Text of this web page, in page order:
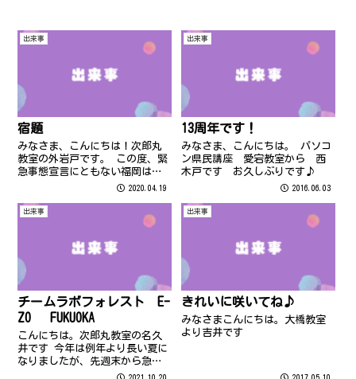
出来事
宿題
みなさま、こんにちは！次郎丸
教室の外岩戸です。 この度、緊
急事態宣言にともない福岡は明
日20日から5月7日まで休校とな
ら5月7日まで休校) 長いお休み
の間、生徒様から宿題が欲しい
2020.04.19
出来事
13周年です！
みなさま、こんにちは。 パソコ
ン県民講座 愛宕教室から 西
木戸です お久しぶりです♪
2016.06.03
出来事
チームラボフォレスト E-
ZO FUKUOKA
こんにちは。次郎丸教室の名久
井です 今年は例年より長い夏に
なりましたが、先週末から急に
涼しくなりましたね 私は先日E-
2021.10.20
出来事
きれいに咲いてね♪
みなさまこんにちは。大橋教室
より吉井です
2017.05.10